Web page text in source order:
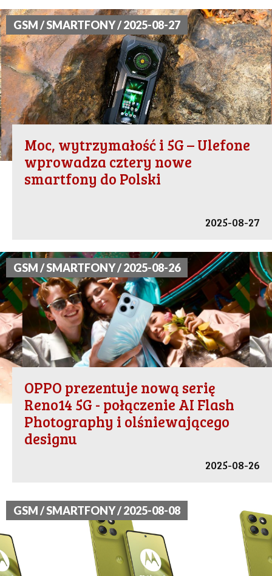
GSM / SMARTFONY / 2025-08-27
Moc, wytrzymałość i 5G – Ulefone
wprowadza cztery nowe
smartfony do Polski
2025-08-27
GSM / SMARTFONY / 2025-08-26
OPPO prezentuje nową serię
Reno14 5G - połączenie AI Flash
Photography i olśniewającego
designu
2025-08-26
GSM / SMARTFONY / 2025-08-08